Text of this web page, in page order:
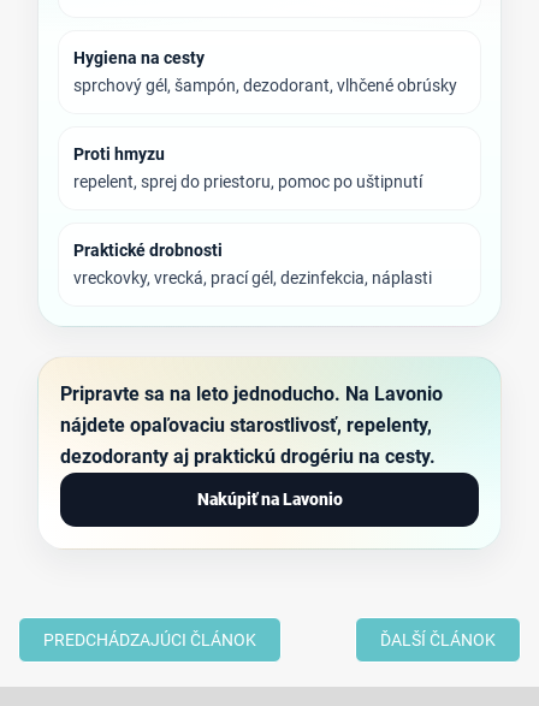
Hygiena na cesty
sprchový gél, šampón, dezodorant, vlhčené obrúsky
Proti hmyzu
repelent, sprej do priestoru, pomoc po uštipnutí
Praktické drobnosti
vreckovky, vrecká, prací gél, dezinfekcia, náplasti
Pripravte sa na leto jednoducho. Na Lavonio
nájdete opaľovaciu starostlivosť, repelenty,
dezodoranty aj praktickú drogériu na cesty.
Nakúpiť na Lavonio
PREDCHÁDZAJÚCI ČLÁNOK ĎALŠÍ ČLÁNOK